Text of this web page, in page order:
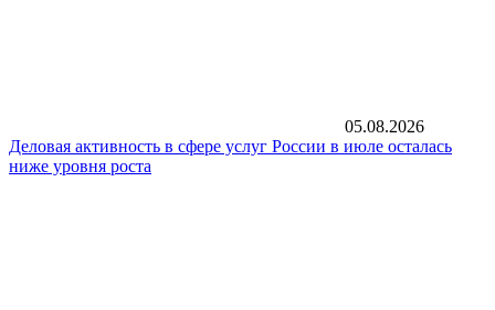
05.08.2026
Деловая активность в сфере услуг России в июле осталась
ниже уровня роста